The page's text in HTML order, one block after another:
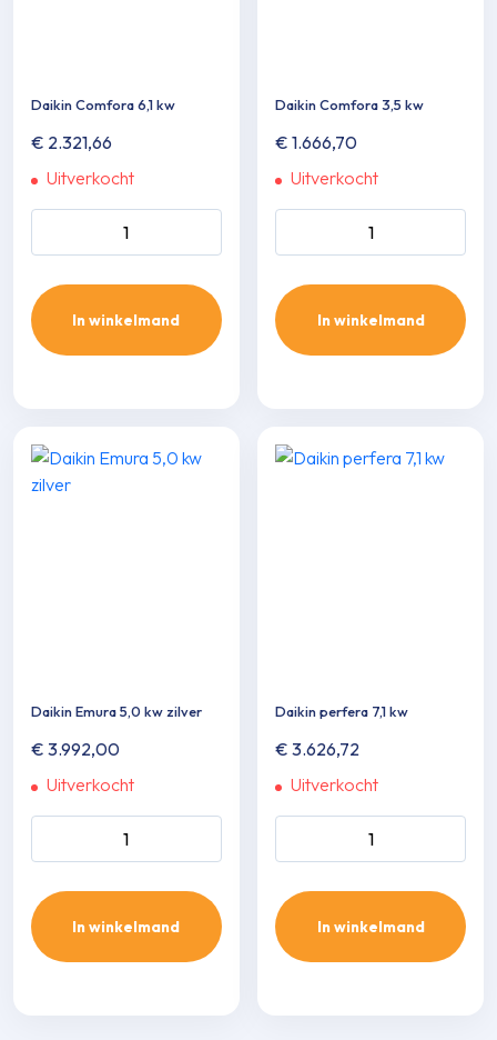
Daikin Comfora 6,1 kw
€ 2.321,66
Uitverkocht
Daikin Comfora 6,1 kw aantal
In winkelmand
Daikin Comfora 3,5 kw
€ 1.666,70
Uitverkocht
Daikin Comfora 3,5 kw aantal
In winkelmand
Daikin Emura 5,0 kw zilver
€ 3.992,00
Uitverkocht
Daikin Emura 5,0 kw zilver
aantal
In winkelmand
Daikin perfera 7,1 kw
€ 3.626,72
Uitverkocht
Daikin perfera 7,1 kw aantal
In winkelmand